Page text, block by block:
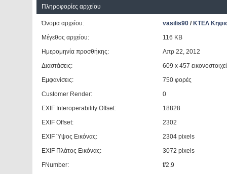
Πληροφορίες αρχείου
Όνομα αρχείου: vasilis90/ ΚΤΕΛ
Μέγεθος αρχείου:
116 KB
Ημερομηνία προσθήκης:
Aπρ 22, 2012
Διαστάσεις:
609 x 457
Εμφανίσεις:
750 φορές
Customer Render:
0
EXIF Interoperability Offset:
18828
EXIF Offset:
2302
EXIF Ύψος Εικόνας:
2304 pixels
EXIF Πλάτος Εικόνας:
3072 pixels
FNumber:
f/2.9